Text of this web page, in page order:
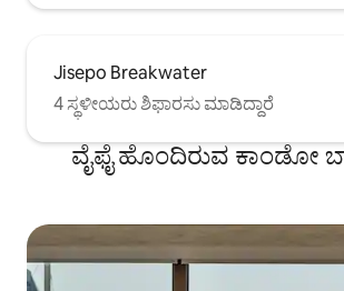
Jisepo Breakwater
4 ಸ್ಥಳೀಯರು ಶಿಫಾರಸು ಮಾಡಿದ್ದಾರೆ
ವೈಫೈ ಹೊಂದಿರುವ ಕಾಂಡೋ